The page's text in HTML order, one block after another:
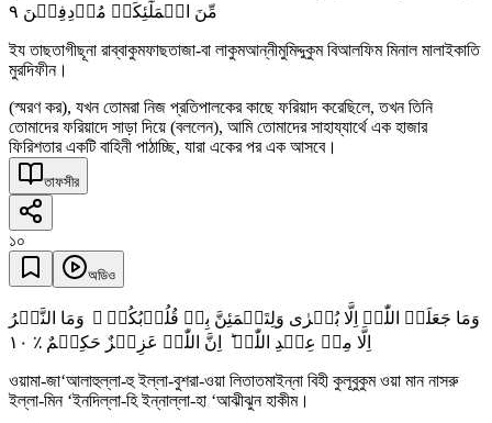
مِّنَ الۡمَلٰٓئِکَۃِ مُرۡدِفِیۡنَ ٩
ইয তাছতাগীছূনা রাব্বাকুমফাছতাজা-বা লাকুমআন্নীমুমিদ্দুকুম বিআলফিম মিনাল মালাইকাতি
মুরদিফীন।
(স্মরণ কর), যখন তোমরা নিজ প্রতিপালকের কাছে ফরিয়াদ করেছিলে, তখন তিনি
তোমাদের ফরিয়াদে সাড়া দিয়ে (বললেন), আমি তোমাদের সাহায্যার্থে এক হাজার
ফিরিশতার একটি বাহিনী পাঠাচ্ছি, যারা একের পর এক আসবে।
তাফসীর
১০
অডিও
وَمَا جَعَلَہُ اللّٰہُ اِلَّا بُشۡرٰی وَلِتَطۡمَئِنَّ بِہٖ قُلُوۡبُکُمۡ ۚ وَمَا النَّصۡرُ
اِلَّا مِنۡ عِنۡدِ اللّٰہِ ؕ اِنَّ اللّٰہَ عَزِیۡزٌ حَکِیۡمٌ ٪ ١۰
ওয়ামা-জা‘আলাহুল্লা-হু ইল্লা-বুশরা-ওয়া লিতাতমাইন্না বিহী কুলূবুকুম ওয়া মান নাসরু
ইল্লা-মিন ‘ইনদিল্লা-হি ইন্নাল্লা-হা ‘আঝীঝুন হাকীম।